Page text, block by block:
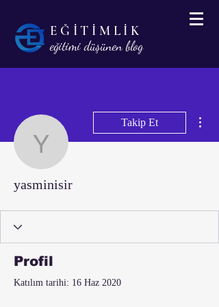
EĞİTİMLİK
eğitimi düşünen blog
yasminisir
Takip Et
yasminisir
Profil
Katılım tarihi: 16 Haz 2020